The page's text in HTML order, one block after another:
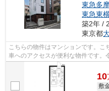
東急多
東急東
築2年 /
東京都
こちらの物件はマンションです。
車へのアクセスが便利な物件です。
件。駅まで徒歩2分の位置に立地する
10
敷